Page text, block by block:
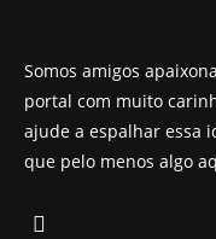
Somos amigos
portal com muito
ajude a espalhar essa
que pelo menos algo